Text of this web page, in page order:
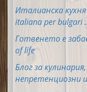
Италианска кухня
italiana per bulgari
Готвенето е
of life
Блог за
непретенциозни